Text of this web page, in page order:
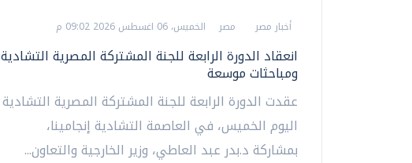
أخبار مصر مصر الخميس، 06 اغسطس 2026 09:02 م
انعقاد الدورة الرابعة للجنة المشتركة المصرية التشادية
ومباحثات موسعة
عقدت الدورة الرابعة للجنة المشتركة المصرية التشادية
اليوم الخميس، في العاصمة التشادية إنجامينا،
بمشاركة د.بدر عبد العاطي، وزير الخارجية والتعاون...